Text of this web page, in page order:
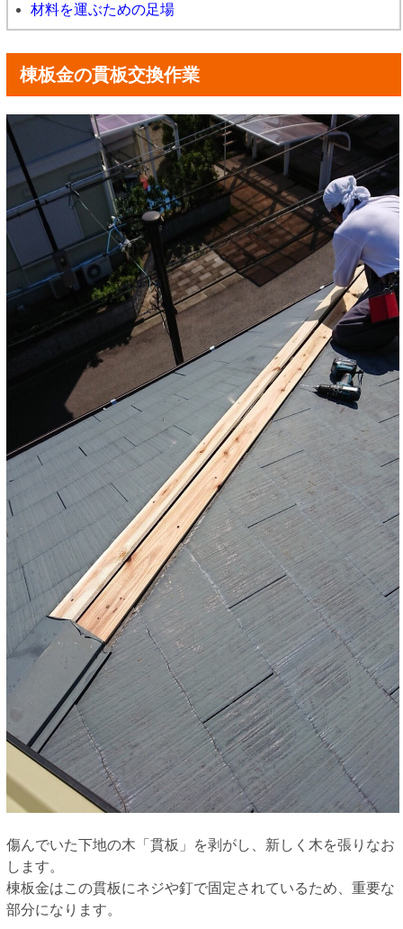
材料を運ぶための足場
棟板金の貫板交換作業
傷んでいた下地の木「貫板」を剥がし、新しく木を張りなお
します。
棟板金はこの貫板にネジや釘で固定されているため、重要な
部分になります。